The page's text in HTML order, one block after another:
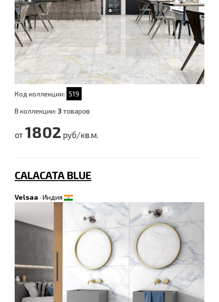
Код коллекции: 519
В коллекции: 3товаров
от 1802 руб/кв.м.
CALACATA BLUE
Velsaa · Индия